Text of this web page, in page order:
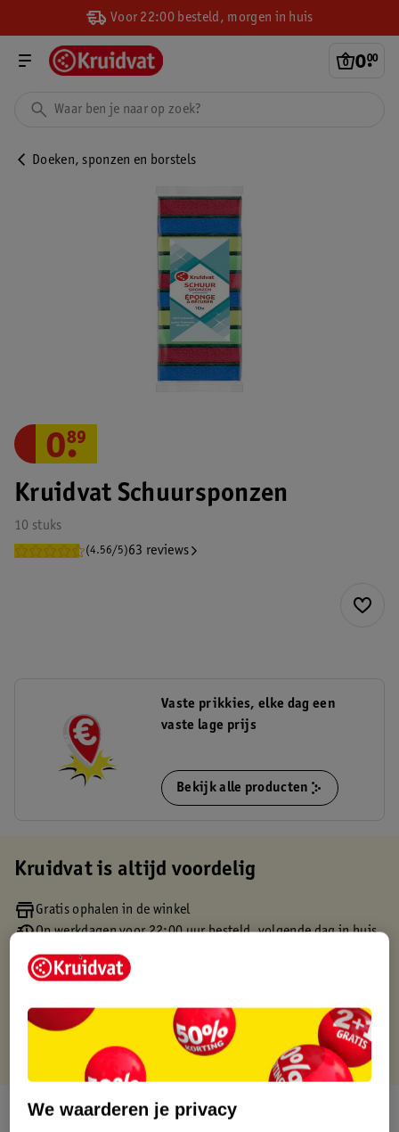
Voor 22:00 besteld, morgen in huis
0.
00
Doeken, sponzen en borstels
Kruidvat Schuursponzen
10 stuks
(4.56/5)63 reviews
0.
89
Vaste prikkies, elke dag een
vaste lage prijs
Bekijk alle producten
Kruidvat is altijd voordelig
Gratis ophalen in de winkel
Op werkdagen voor 22:00 uur besteld, volgende dag in huis
Gratis thuisbezorgd vanaf 50.00
Gratis retourneren binnen 30 dagen
Over dit product
We waarderen je privacy